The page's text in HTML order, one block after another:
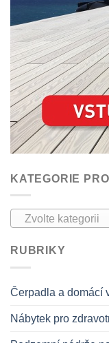
KATEGORIE
Zvolte kategorii
RUBRIKY
Čerpadla a domácí
Nábytek pro